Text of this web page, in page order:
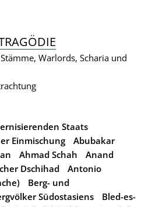
Warlords, Scharia und
Staats
Einmischung
Abubakar
Ahmad Schah
Anand
Dschihad
Antonio
Berg- und
Südostasiens
Bled-es-